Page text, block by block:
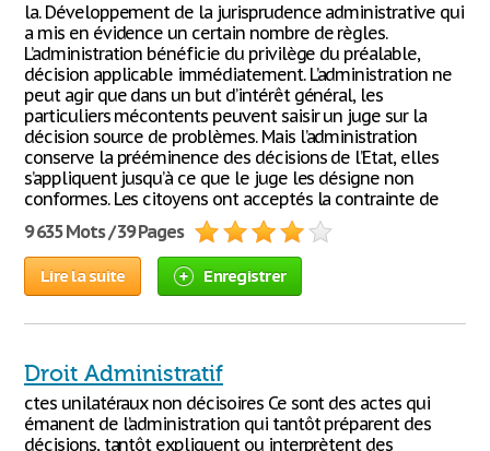
la. Développement de la jurisprudence administrative qui
a mis en évidence un certain nombre de règles.
L’administration bénéficie du privilège du préalable,
décision applicable immédiatement. L’administration ne
peut agir que dans un but d’intérêt général, les
particuliers mécontents peuvent saisir un juge sur la
décision source de problèmes. Mais l’administration
conserve la prééminence des décisions de l’Etat, elles
s’appliquent jusqu’à ce que le juge les désigne non
conformes. Les citoyens ont acceptés la contrainte de
9 635 Mots / 39 Pages
Lire la suite Enregistrer
Droit Administratif
ctes unilatéraux non décisoires Ce sont des actes qui
émanent de l’administration qui tantôt préparent des
décisions, tantôt expliquent ou interprètent des